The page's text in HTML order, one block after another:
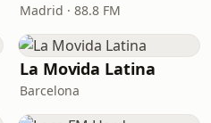
Madrid · 88.8 FM
La Movida Latina
Barcelona